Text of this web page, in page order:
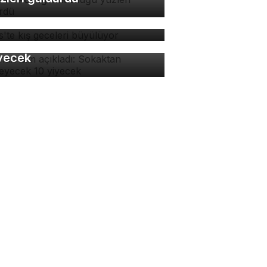
kış geceleri
isim açıkladı:
yenmeyecek 10